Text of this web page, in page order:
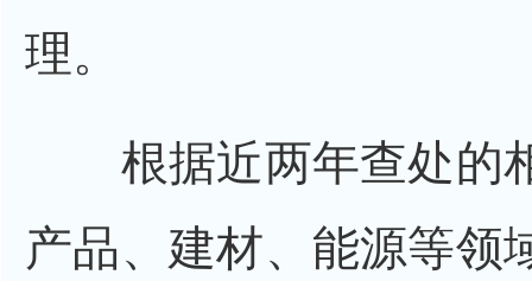
理。
根据近两年查处的
产品、建材、能源等领